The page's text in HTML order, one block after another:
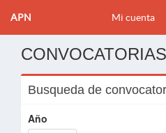
APN Mi cuenta
CONVOCATORIAS
Busqueda de
Año